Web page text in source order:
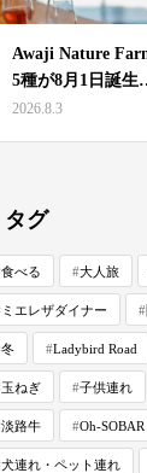
Awaji Nature
5種が8月1日誕
2026.8.3
タグ
食べる 大人旅
ミエレザダイナー
冬 Ladybird Road
玉ねぎ 子供連れ
淡路牛 Oh-SOBAR
犬連れ・ペット連れ